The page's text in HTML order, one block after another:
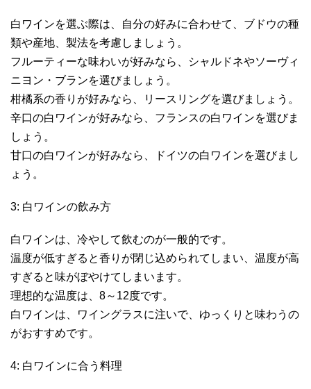
白ワインを選ぶ際は、自分の好みに合わせて、ブドウの種
類や産地、製法を考慮しましょう。
フルーティーな味わいが好みなら、シャルドネやソーヴィ
ニヨン・ブランを選びましょう。
柑橘系の香りが好みなら、リースリングを選びましょう。
辛口の白ワインが好みなら、フランスの白ワインを選びま
しょう。
甘口の白ワインが好みなら、ドイツの白ワインを選びまし
ょう。
3: 白ワインの飲み方
白ワインは、冷やして飲むのが一般的です。
温度が低すぎると香りが閉じ込められてしまい、温度が高
すぎると味がぼやけてしまいます。
理想的な温度は、8～12度です。
白ワインは、ワイングラスに注いで、ゆっくりと味わうの
がおすすめです。
4: 白ワインに合う料理